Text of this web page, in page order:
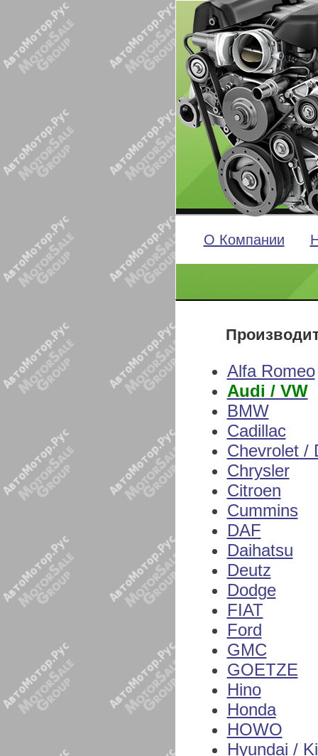
О Компании
Alfa Romeo
Audi / VW
BMW
Cadillac
Chevrolet /
Chrysler
Citroen
Cummins
DAF
Daihatsu
Deutz
Dodge
FIAT
Ford
GMC
GOETZE
Hino
Honda
HOWO
Hyundai /